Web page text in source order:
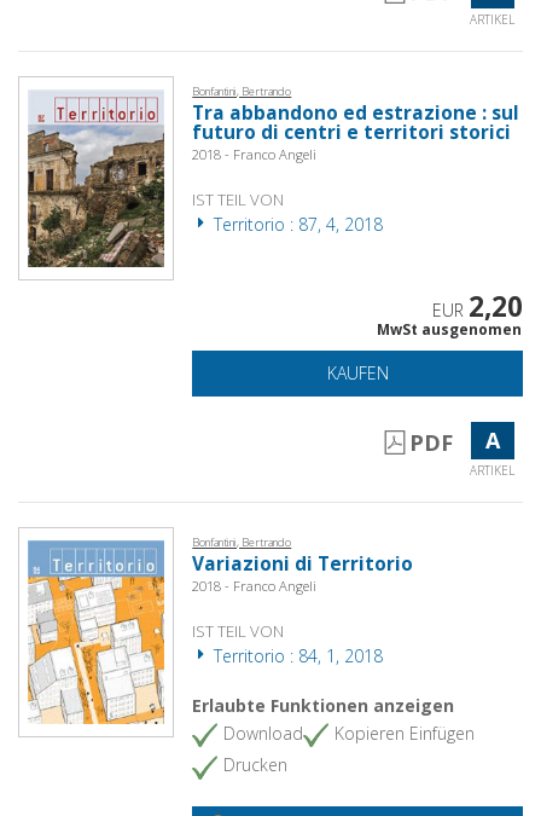
ARTIKEL
Bonfantini, Bertrando
Tra abbandono ed estrazione : sul
futuro di centri e territori storici
2018 - Franco Angeli
IST TEIL VON
Territorio : 87, 4, 2018
EUR 2,20
MwSt ausgenomen
KAUFEN
PDF A
ARTIKEL
Bonfantini, Bertrando
Variazioni di Territorio
2018 - Franco Angeli
IST TEIL VON
Territorio : 84, 1, 2018
Erlaubte Funktionen anzeigen
Download
Kopieren Einfügen
Drucken